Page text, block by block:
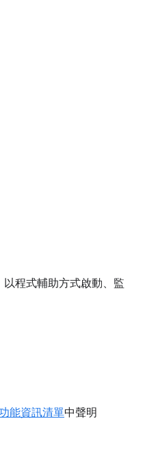
以程式輔助方式啟動、監
能資訊清單中聲明